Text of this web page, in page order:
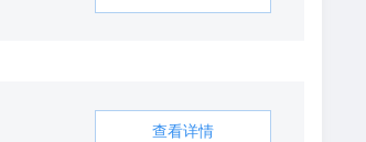
查看详情